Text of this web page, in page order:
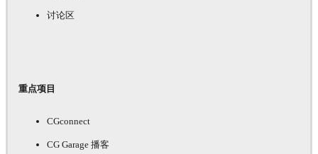
讨论区
重点项目
CGconnect
CG Garage 播客